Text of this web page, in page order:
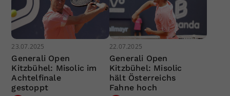
23.07.2025
Generali Open
Kitzbühel: Misolic im
Achtelfinale
gestoppt
22.07.2025
Generali Open
Kitzbühel: Misolic
hält Österreichs
Fahne hoch